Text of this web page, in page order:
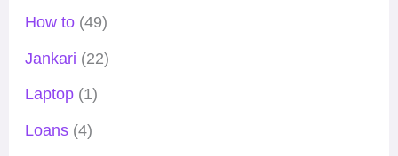
How to(49)
Jankari (22)
Laptop(1)
Loans(4)